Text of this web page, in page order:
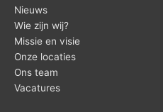
Nieuws
Wie zijn wij?
Missie en visie
Onze locaties
Ons team
Vacatures